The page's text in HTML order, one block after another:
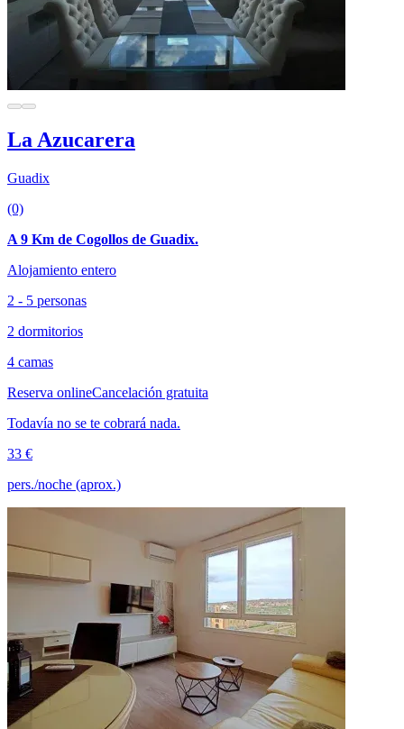
La Azucarera
Guadix
(0)
A 9 Km de Cogollos de Guadix.
Alojamiento entero
2 - 5 personas
2 dormitorios
4 camas
Reserva onlineCancelación gratuita
Todavía no se te cobrará nada.
33 €
pers./noche (aprox.)